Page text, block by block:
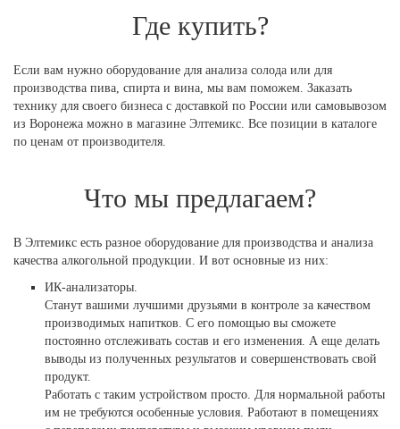
Где купить?
Если вам нужно оборудование для анализа солода или для
производства пива, спирта и вина, мы вам поможем. Заказать
технику для своего бизнеса с доставкой по России или самовывозом
из Воронежа можно в магазине Элтемикс. Все позиции в каталоге
по ценам от производителя.
Что мы предлагаем?
В Элтемикс есть разное оборудование для производства и анализа
качества алкогольной продукции. И вот основные из них:
ИК-анализаторы.
Станут вашими лучшими друзьями в контроле за качеством
производимых напитков. С его помощью вы сможете
постоянно отслеживать состав и его изменения. А еще делать
выводы из полученных результатов и совершенствовать свой
продукт.
Работать с таким устройством просто. Для нормальной работы
им не требуются особенные условия. Работают в помещениях